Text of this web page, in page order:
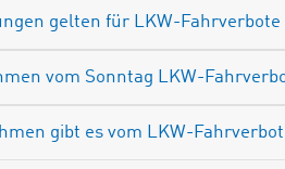
gelten für LKW-
vom Sonntag LKW-
gibt es vom LKW-